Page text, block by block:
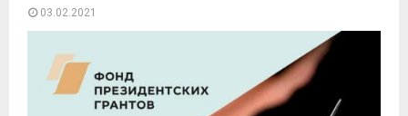
03.02.2021